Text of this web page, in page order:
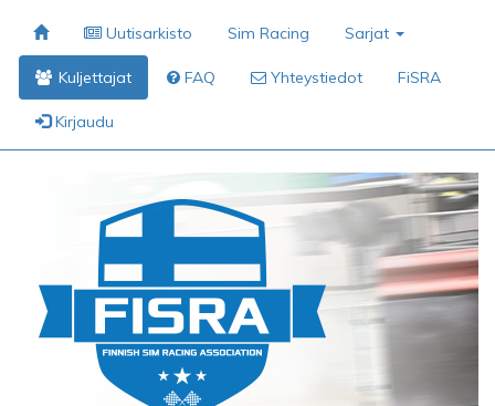
Uutisarkisto Sim Racing Sarjat
Kuljettajat FAQ Yhteystiedot FiSRA
Kirjaudu